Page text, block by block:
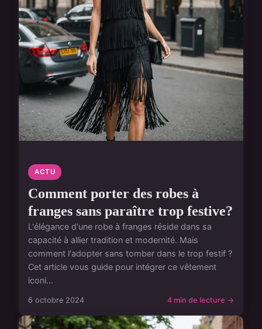
ACTU
Comment porter des robes à
franges sans paraître trop festive?
L'élégance d'une robe à franges réside dans sa
capacité à allier tradition et modernité. Mais
comment l'adopter sans tomber dans le trop festif ?
Cet article vous guide pour intégrer ce vêtement
iconi...
6 octobre 2024 4 min de lecture →